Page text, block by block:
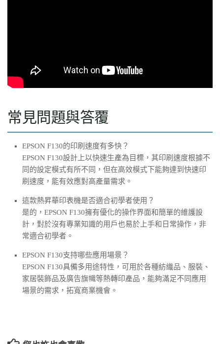
常見問題與答覆
EPSON F130的印刷速度有多快？
EPSON F130設計上以快速生產為目標，其印刷速度根據不
同的設定模式有所不同，但在高效模式下能夠達到快速印
刷速度，能有效應對高產量需求。
這款熱昇華印表機是否適合初學者使用？
是的，EPSON F130擁有優化的操作界面和簡單的維護設
計，對於沒有專業知識的用戶也易於上手和日常操作，非
常適合初學者。
EPSON F130支持哪些應用場景？
EPSON F130具備多用途特性，可用於各種紡織品、服裝、
家居裝飾品及廣告旗幟等熱轉印產品，能夠滿足不同應用
場景的需求，拓寬商業機會。